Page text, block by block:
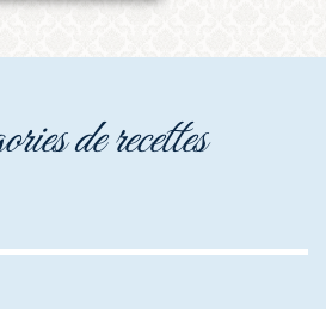
de recettes